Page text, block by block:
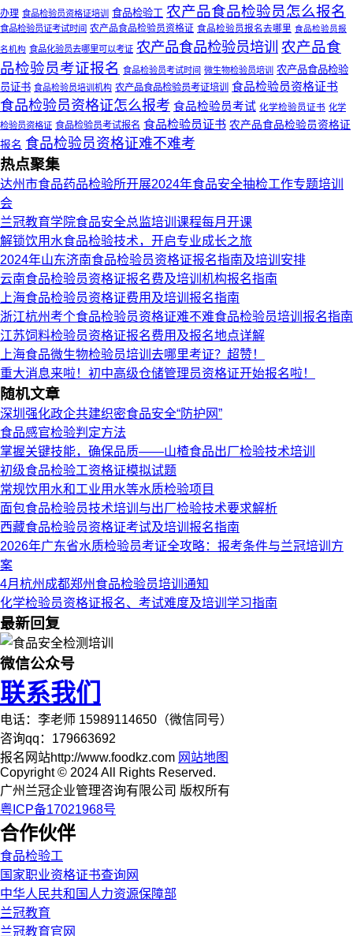
办理 食品检验员资格证培训 食品检验工 农产品食品检验员怎么报名
食品检验员证考试时间 农产品食品检验员资格证 食品检验员报名去哪里 食品检验员报
名机构 食品化验员去哪里可以考证 农产品食品检验员培训 农产品食
品检验员考证报名 食品检验员考试时间 微生物检验员培训
农产品食品检验
员证书 食品检验员培训机构 农产品食品检验员考证培训 食品检验员资格证书
食品检验员资格证怎么报考 食品检验员考试 化学检验员证书 化学
检验员资格证 食品检验员考试报名 食品检验员证书 农产品食品检验员资格证
报名 食品检验员资格证难不难考
热点聚集
达州市食品药品检验所开展2024年食品安全抽检工作专题培训
会
兰冠教育学院食品安全总监培训课程每月开课
解锁饮用水食品检验技术，开启专业成长之旅
2024年山东济南食品检验员资格证报名指南及培训安排
云南食品检验员资格证报名费及培训机构报名指南
上海食品检验员资格证费用及培训报名指南
浙江杭州考个食品检验员资格证难不难食品检验员培训报名指南
江苏饲料检验员资格证报名费用及报名地点详解
上海食品微生物检验员培训去哪里考证？超赞！
重大消息来啦！初中高级仓储管理员资格证开始报名啦！
随机文章
深圳强化政企共建织密食品安全“防护网”
食品感官检验判定方法
掌握关键技能，确保品质——山楂食品出厂检验技术培训
初级食品检验工资格证模拟试题
常规饮用水和工业用水等水质检验项目
面包食品检验员技术培训与出厂检验技术要求解析
西藏食品检验员资格证考试及培训报名指南
2026年广东省水质检验员考证全攻略：报考条件与兰冠培训方
案
4月杭州成都郑州食品检验员培训通知
化学检验员资格证报名、考试难度及培训学习指南
最新回复
微信公众号
联系我们
电话：李老师 15989114650（微信同号）
咨询qq：179663692
报名网站http://www.foodkz.com 网站地图
Copyright © 2024 All Rights Reserved.
广州兰冠企业管理咨询有限公司 版权所有
粤ICP备17021968号
合作伙伴
食品检验工
国家职业资格证书查询网
中华人民共和国人力资源保障部
兰冠教育
兰冠教育官网